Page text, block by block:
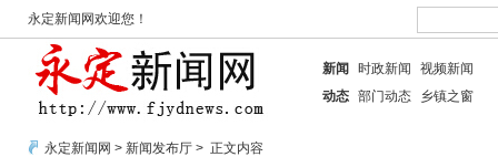
永定新闻网欢迎您！
新闻 时政新闻
视频新闻
动态 部门动态 乡镇之窗
永定新闻网 > 新闻发布厅 > 正文内容